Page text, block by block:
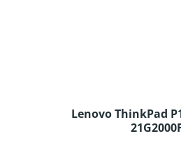
Lenovo ThinkPad